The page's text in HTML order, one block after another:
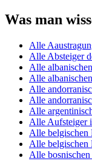
Was man
Alle
Alle Absteiger
Alle
Alle
Alle
Alle
Alle
Alle Aufsteiger
Alle belgischen
Alle belgischen
Alle